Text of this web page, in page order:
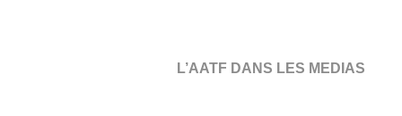
L’AATF DANS LES MEDIAS